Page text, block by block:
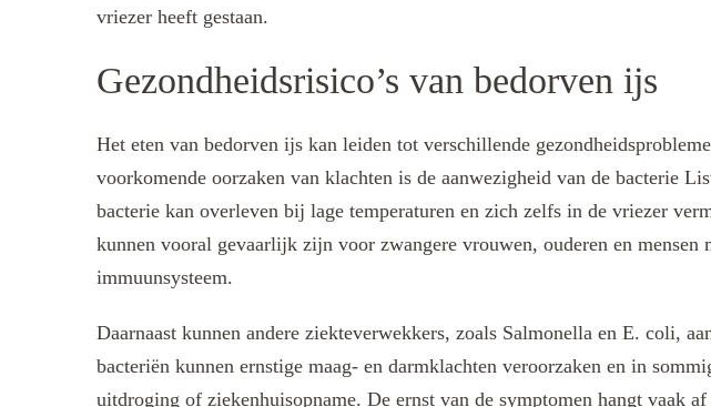
vriezer heeft gestaan.
Gezondheidsrisico’s van bedorven ijs
Het eten van bedorven ijs kan leiden tot verschillende
voorkomende oorzaken van klachten is de aanwezigheid van de bacterie
bacterie kan overleven bij lage temperaturen en zich zelfs in de vriezer
kunnen vooral gevaarlijk zijn voor zwangere vrouwen, ouderen en mensen
immuunsysteem.
Daarnaast kunnen andere ziekteverwekkers, zoals Salmonella en E. coli,
bacteriën kunnen ernstige maag- en darmklachten veroorzaken en in
uitdroging of ziekenhuisopname. De ernst van de symptomen hangt vaak